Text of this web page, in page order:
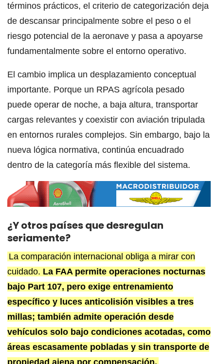
términos prácticos, el criterio de categorización deja
de descansar principalmente sobre el peso o el
riesgo potencial de la aeronave y pasa a apoyarse
fundamentalmente sobre el entorno operativo.
El cambio implica un desplazamiento conceptual
importante. Porque un RPAS agrícola pesado
puede operar de noche, a baja altura, transportar
cargas relevantes y coexistir con aviación tripulada
en entornos rurales complejos. Sin embargo, bajo la
nueva lógica normativa, continúa encuadrado
dentro de la categoría más flexible del sistema.
¿Y otros países que desregulan
seriamente?
La comparación internacional obliga a mirar con
cuidado. La FAA permite operaciones nocturnas
bajo Part 107, pero exige entrenamiento
específico y luces anticolisión visibles a tres
millas; también admite operación desde
vehículos solo bajo condiciones acotadas, como
áreas escasamente pobladas y sin transporte de